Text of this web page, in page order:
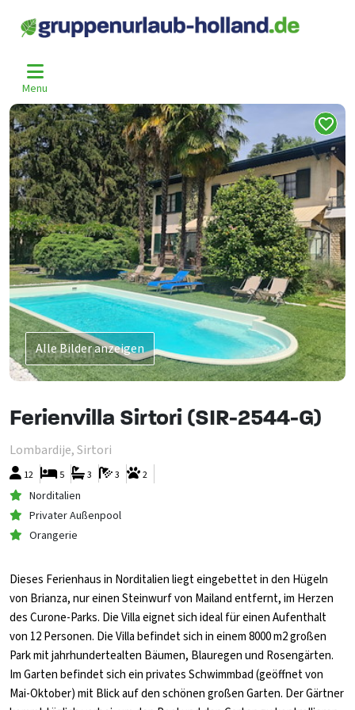
Menu
Home >
Alle Bilder anzeigen
Ferienvilla Sirtori (SIR-2544-G)
Lombardije, Sirtori
12 2
3
3
5
Norditalien
Privater Außenpool
Orangerie
Dieses Ferienhaus in Norditalien liegt eingebettet in den Hügeln
von Brianza, nur einen Steinwurf von Mailand entfernt, im Herzen
des Curone-Parks. Die Villa eignet sich ideal für einen Aufenthalt
von 12 Personen. Die Villa befindet sich in einem 8000 m2 großen
Park mit jahrhundertealten Bäumen, Blauregen und Rosengärten.
Im Garten befindet sich ein privates Schwimmbad (geöffnet von
Mai-Oktober) mit Blick auf den schönen großen Garten. Der Gärtner